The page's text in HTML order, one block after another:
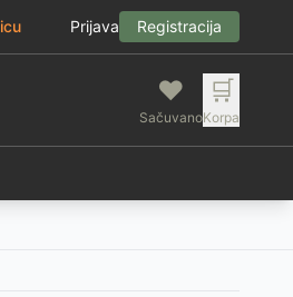
Prijava Registracija
❤️
Sačuvano
🛒
Korpa